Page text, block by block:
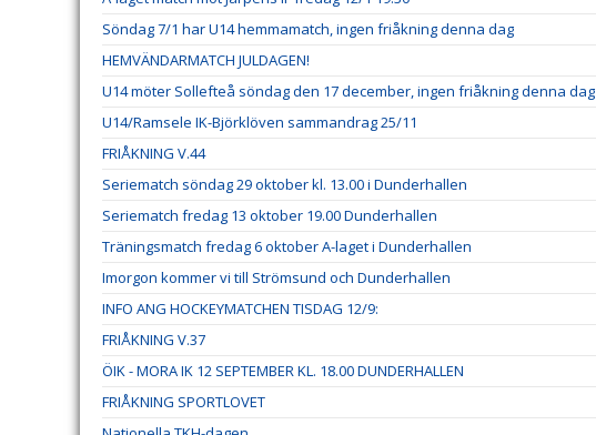
Söndag 7/1 har U14 hemmamatch, ingen friåkning denna dag
HEMVÄNDARMATCH JULDAGEN!
U14 möter Sollefteå söndag den 17 december, ingen friåkning denna dag
U14/Ramsele IK-Björklöven sammandrag 25/11
FRIÅKNING V.44
Seriematch söndag 29 oktober kl. 13.00 i Dunderhallen
Seriematch fredag 13 oktober 19.00 Dunderhallen
Träningsmatch fredag 6 oktober A-laget i Dunderhallen
Imorgon kommer vi till Strömsund och Dunderhallen
INFO ANG HOCKEYMATCHEN TISDAG 12/9:
FRIÅKNING V.37
ÖIK - MORA IK 12 SEPTEMBER KL. 18.00 DUNDERHALLEN
FRIÅKNING SPORTLOVET